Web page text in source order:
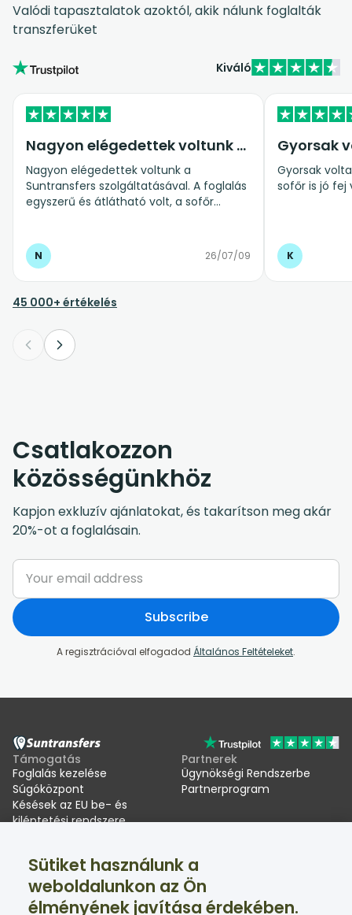
Valódi tapasztalatok azoktól, akik nálunk foglalták
transzferüket
Kiváló
Nagyon elégedettek voltunk a…
Nagyon elégedettek voltunk a
Suntransfers szolgáltatásával. A foglalás
egyszerű és átlátható volt, a sofőr
biztonságos volt, az egész reptéri
transzfer teljesen stresszmentesen
zajlott. Különösen jó érzés volt, hogy
érkezés után nem kellett taxit keresgélni
vagy szervezkedni, minden
gördülékenyen ment. Bátran ajánlom
mindenkinek, aki megbízható és profi
transzferszolgáltatást keres. ⭐⭐⭐⭐⭐
N 26/07/09
Gyorsak
Gyorsak
sofőr is jó fej
K
45 000+ értékelés
Csatlakozzon
közösségünkhöz
Kapjon exkluzív ajánlatokat, és takarítson meg akár
20%-ot a foglalásain.
Subscribe
A regisztrációval elfogadod Általános Feltételeket.
Támogatás
Foglalás kezelése
Súgóközpont
Késések az EU be- és
kiléptetési rendszere
Partnerek
Ügynökségi Rendszerbe
Partnerprogram
Suntransfers
Rólunk
Értékelések
Közösségi oldalak
Facebook
Twitter
Sütiket használunk a
weboldalunkon az Ön
élményének javítása érdekében.